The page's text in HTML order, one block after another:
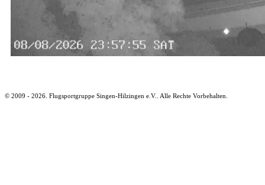
© 2009 - 2026. Flugsportgruppe Singen-Hilzingen e.V.. Alle Rechte Vorbehalten.